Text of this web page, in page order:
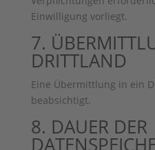
Einwilligung vorliegt.
7.
DRITTLAND
Eine Übermittlung in ein
beabsichtigt.
8. DAUER DER